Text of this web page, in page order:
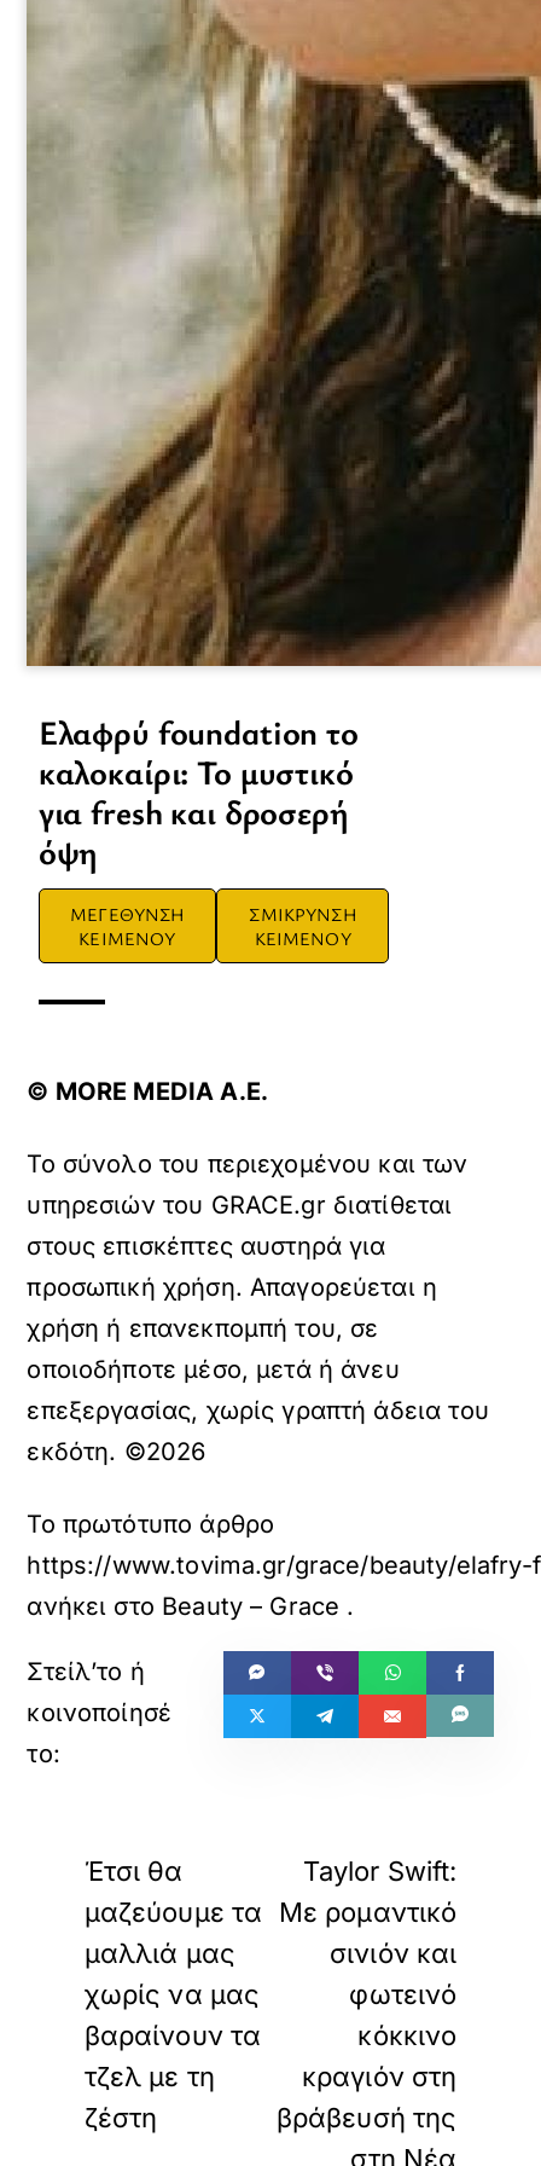
Ελαφρύ foundation το
καλοκαίρι: Το μυστικό
για fresh και δροσερή
όψη
ΜΕΓΕΘΥΝΣΗ
ΚΕΙΜΕΝΟΥ
ΣΜΙΚΡΥΝΣΗ
ΚΕΙΜΕΝΟΥ
© ΜORE MEDIA Α.Ε.
Το σύνολο του περιεχομένου και των
υπηρεσιών του GRACE.gr διατίθεται
στους επισκέπτες αυστηρά για
προσωπική χρήση. Απαγορεύεται η
χρήση ή επανεκπομπή του, σε
οποιοδήποτε μέσο, μετά ή άνευ
επεξεργασίας, χωρίς γραπτή άδεια του
εκδότη. ©2026
Το πρωτότυπο άρθρο
https://www.tovima.gr/grace/beauty/
ανήκει στο Beauty – Grace .
Έτσι θα
μαζεύουμε τα
μαλλιά μας
χωρίς να μας
βαραίνουν τα
τζελ με τη
ζέστη
Taylor Swift:
Με ρομαντικό
σινιόν και
φωτεινό
κόκκινο
κραγιόν στη
βράβευσή της
στη Νέα